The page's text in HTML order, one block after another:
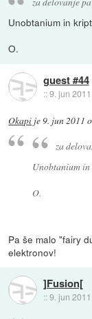
Unobtanium in
O.
guest #44
::9. jun
Okapi je9. jun 2011
za
Unobtanium
O.
Pa še malo "fairy
elektronov!
]Fusion[
::9. jun